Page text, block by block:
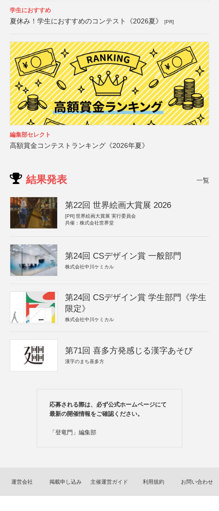
学生におすすめ
夏休み！学生におすすめのコンテスト《2026夏》 [PR]
編集部セレクト
高額賞金コンテストランキング《2026年夏》
結果発表 一覧
第22回 世界絵画大賞展 2026
[PR] 世界絵画大賞展 実行委員会
共催：株式会社世界堂
第24回 CSデザイン賞 一般部門
株式会社中川ケミカル
第24回 CSデザイン賞 学生部門《学生
限定》
株式会社中川ケミカル
第71回 喜多方発感じる漢字あそび
漢字のまち喜多方
応募される際は、必ず公式ホームページにて
最新の開催情報をご確認ください。
「登竜門」編集部
運営会社 掲載申し込み 主催運営ガイド 利用規約 お問い合わせ